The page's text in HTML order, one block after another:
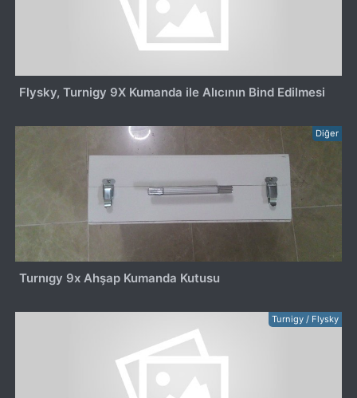
Flysky, Turnigy 9X Kumanda ile Alıcının Bind Edilmesi
Diğer
Turnıgy 9x Ahşap Kumanda Kutusu
Turnigy / Flysky